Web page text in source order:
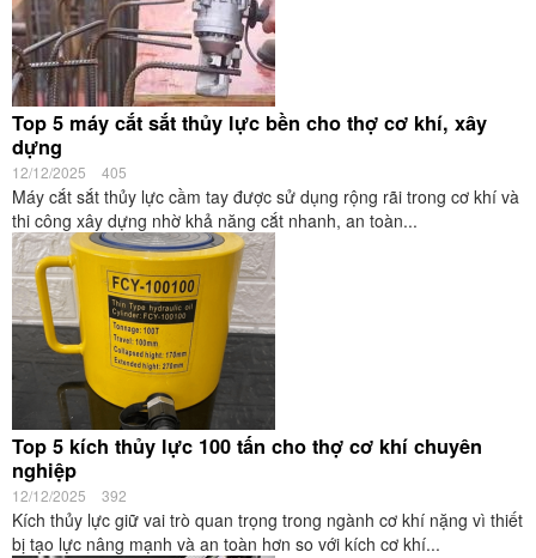
Top 5 máy cắt sắt thủy lực bền cho thợ cơ khí, xây
dựng
12/12/2025 405
Máy cắt sắt thủy lực cầm tay được sử dụng rộng rãi trong cơ khí và
thi công xây dựng nhờ khả năng cắt nhanh, an toàn...
Top 5 kích thủy lực 100 tấn cho thợ cơ khí chuyên
nghiệp
12/12/2025 392
Kích thủy lực giữ vai trò quan trọng trong ngành cơ khí nặng vì thiết
bị tạo lực nâng mạnh và an toàn hơn so với kích cơ khí...